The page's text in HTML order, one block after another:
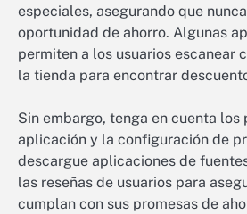
especiales, asegurando que
oportunidad de ahorro. Algunas
permiten a los usuarios escanear
la tienda para encontrar
Sin embargo, tenga en cuenta los
aplicación y la configuración de
descargue aplicaciones de
las reseñas de usuarios para
cumplan con sus promesas de